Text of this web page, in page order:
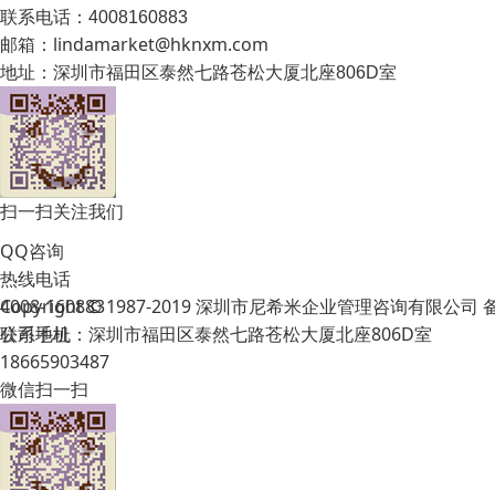
联系电话：4008160883
邮箱：lindamarket@hknxm.com
地址： 深圳市福田区泰然七路苍松大厦北座806D室
扫一扫关注我们
Copyright © 1987-2019 深圳市尼希米企业管理咨询有限公司
公司地址：深圳市福田区泰然七路苍松大厦北座806D室
QQ咨询
热线电话
4008-160883
联系手机
18665903487
微信扫一扫